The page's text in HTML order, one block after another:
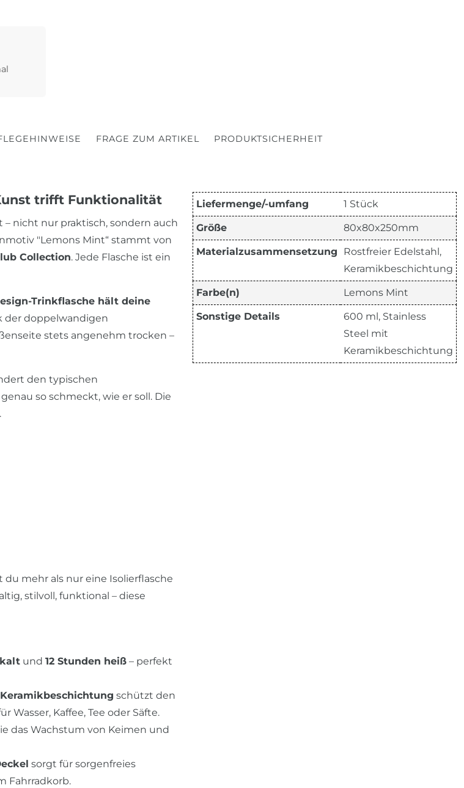
FRAGE ZUM ARTIKEL PRODUKTSICHERHEIT
trifft Funktionalität
nicht nur praktisch, sondern auch
"Lemons Mint“ stammt von
Collection. Jede Flasche ist ein
Trinkflasche hält deine
der doppelwandigen
stets angenehm trocken –
den typischen
so schmeckt, wie er soll. Die
du mehr als nur eine Isolierflasche
stilvoll, funktional – diese
und 12 Stunden heiß – perfekt
schützt den
Wasser, Kaffee, Tee oder Säfte.
das Wachstum von Keimen und
sorgt für sorgenfreies
Fahrradkorb.
Liefermenge/-umfang 1 Stück
Größe 80x80x250mm
Materialzusammensetzung
Rostfreier Edelstahl,
Keramikbeschichtung
Farbe(n) Lemons Mint
Sonstige Details
600 ml, Stainless
Steel mit
Keramikbeschichtung